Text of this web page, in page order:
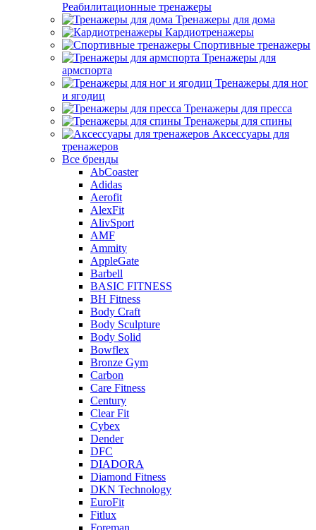
Реабилитационные тренажеры
Тренажеры для дома
Кардиотренажеры
Спортивные тренажеры
Тренажеры для
армспорта
Тренажеры для ног
и ягодиц
Тренажеры для пресса
Тренажеры для спины
Аксессуары для
тренажеров
Все бренды
AbCoaster
Adidas
Aerofit
AlexFit
AlivSport
AMF
Ammity
AppleGate
Barbell
BASIC FITNESS
BH Fitness
Body Craft
Body Sculpture
Body Solid
Bowflex
Bronze Gym
Carbon
Care Fitness
Century
Clear Fit
Cybex
Dender
DFC
DIADORA
Diamond Fitness
DKN Technology
EuroFit
Fitlux
Foreman